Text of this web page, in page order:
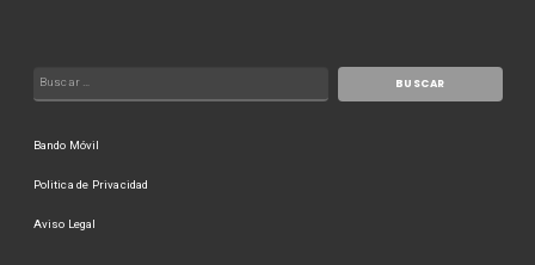
Bando Móvil
Politica de Privacidad
Aviso Legal